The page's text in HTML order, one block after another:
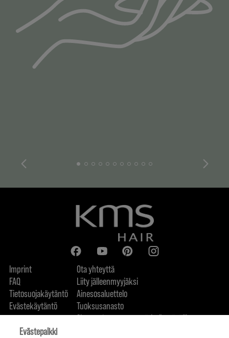
Imprint
FAQ
Tietosuojakäytäntö
Evästekäytäntö
Ota yhteyttä
Liity jälleenmyyjäksi
Ainesosaluettelo
Tuoksusanasto
Sitoumuksemme ympäristöystävällisyyteen
FIND US
Evästepalkki